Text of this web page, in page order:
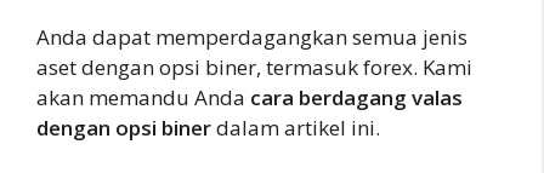
Anda dapat memperdagangkan semua jenis
aset dengan opsi biner, termasuk forex. Kami
akan memandu Anda cara berdagang valas
dengan opsi binerdalam artikel ini.